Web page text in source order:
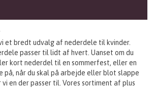
et bredt udvalg af nederdele til kvinder.
passer til lidt af hvert. Uanset om du
kort nederdel til en sommerfest, eller en
på, når du skal på arbejde eller blot slappe
vi en der passer til. Vores sortiment af plus